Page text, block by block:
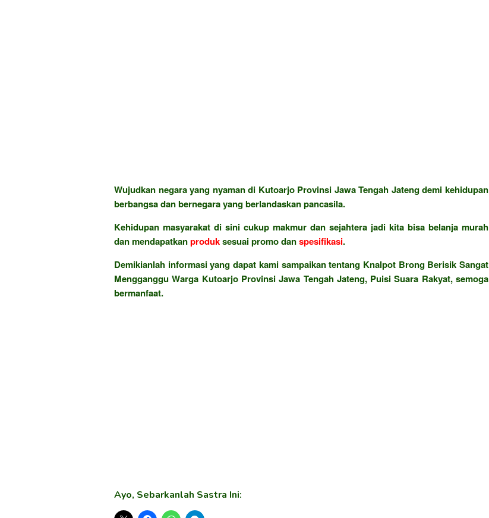
Wujudkan negara yang nyaman di Kutoarjo Provinsi Jawa Tengah Jateng demi kehidupan
berbangsa dan bernegara yang berlandaskan pancasila.
Kehidupan masyarakat di sini cukup makmur dan sejahtera jadi kita bisa belanja murah
dan mendapatkanproduksesuai promo danspesifikasi.
Demikianlah informasi yang dapat kami sampaikan tentang Knalpot Brong Berisik Sangat
Mengganggu Warga Kutoarjo Provinsi Jawa Tengah Jateng, Puisi Suara Rakyat, semoga
bermanfaat.
Ayo, Sebarkanlah Sastra Ini: